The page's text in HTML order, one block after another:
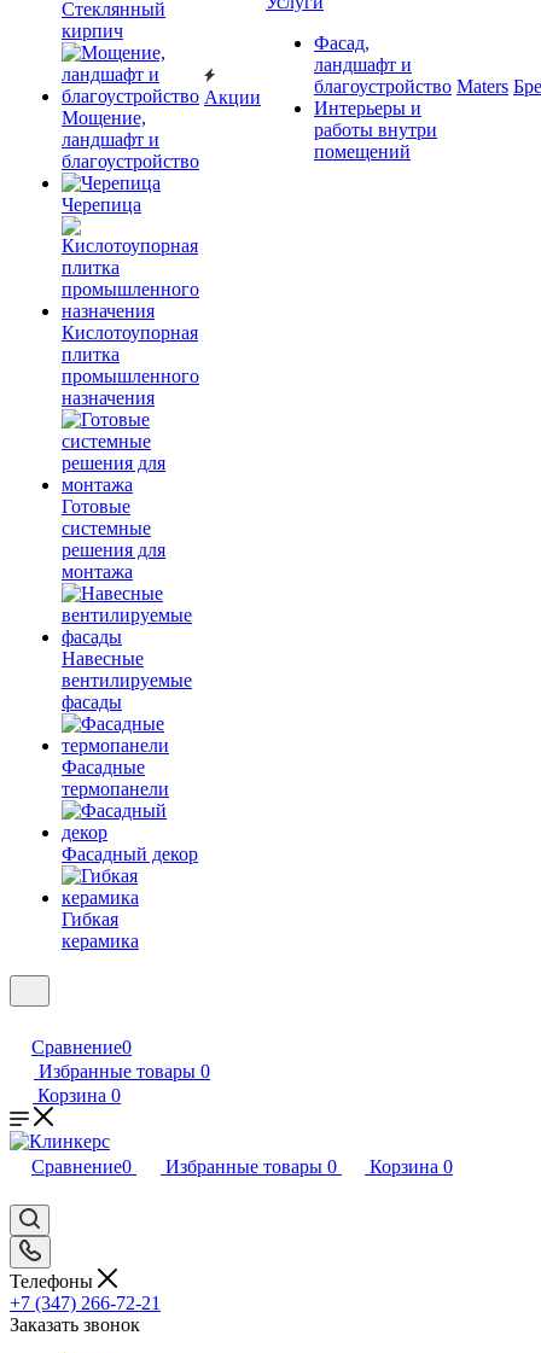
Cтеклянный
кирпич
Мощение,
ландшафт и
благоустройство
Черепица
Кислотоупорная
плитка
промышленного
назначения
Готовые
системные
решения для
монтажа
Навесные
вентилируемые
фасады
Фасадные
термопанели
Фасадный декор
Гибкая
керамика
Акции
Фасад,
ландшафт и
благоустройство
Интерьеры и
работы внутри
помещений
Maters
Сравнение0
Избранные товары 0
Корзина 0
Сравнение0 Избранные товары 0 Корзина 0
Телефоны
+7 (347) 266-72-21
Заказать звонок